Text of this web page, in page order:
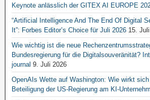
Keynote anlässlich der GITEX AI EUROPE
“Artificial Intelligence And The End Of Digital
It”: Forbes Editor’s Choice für Juli 2026 15.
Wie wichtig ist die neue
Bundesregierung für die Digitalsouveränität?
journal 9. Juli 2026
OpenAIs Wette auf Washington: Wie wirkt
Beteiligung der US-Regierung am KI-